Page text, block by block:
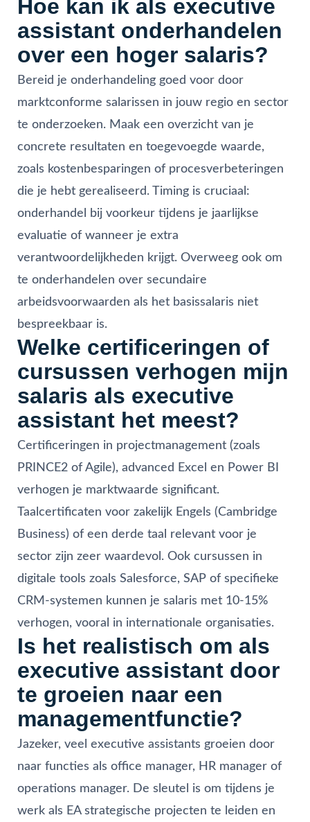
Hoe kan ik als executive
assistant onderhandelen
over een hoger salaris?
Bereid je onderhandeling goed voor door
marktconforme salarissen in jouw regio en sector
te onderzoeken. Maak een overzicht van je
concrete resultaten en toegevoegde waarde,
zoals kostenbesparingen of procesverbeteringen
die je hebt gerealiseerd. Timing is cruciaal:
onderhandel bij voorkeur tijdens je jaarlijkse
evaluatie of wanneer je extra
verantwoordelijkheden krijgt. Overweeg ook om
te onderhandelen over secundaire
arbeidsvoorwaarden als het basissalaris niet
bespreekbaar is.
Welke certificeringen of
cursussen verhogen mijn
salaris als executive
assistant het meest?
Certificeringen in projectmanagement (zoals
PRINCE2 of Agile), advanced Excel en Power BI
verhogen je marktwaarde significant.
Taalcertificaten voor zakelijk Engels (Cambridge
Business) of een derde taal relevant voor je
sector zijn zeer waardevol. Ook cursussen in
digitale tools zoals Salesforce, SAP of specifieke
CRM-systemen kunnen je salaris met 10-15%
verhogen, vooral in internationale organisaties.
Is het realistisch om als
executive assistant door
te groeien naar een
managementfunctie?
Jazeker, veel executive assistants groeien door
naar functies als office manager, HR manager of
operations manager. De sleutel is om tijdens je
werk als EA strategische projecten te leiden en